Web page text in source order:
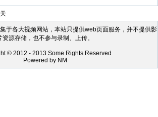
于各大视频网站，本站只提供web页面服务，并不提供影
资源存储，也不参与录制、上传。
© 2012 - 2013 Some Rights Reserved
Powered by NM